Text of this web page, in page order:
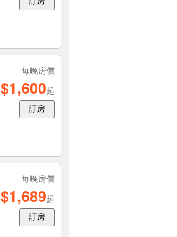
每晚房價
$1,600起
訂房
每晚房價
$1,689起
訂房